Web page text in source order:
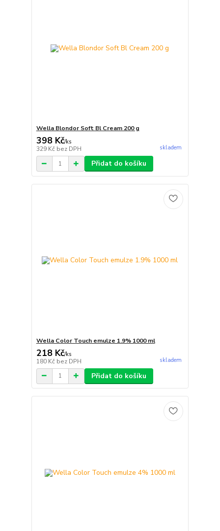
Wella Blondor Soft Bl Cream 200 g
398 Kč/ks
329 Kč bez DPH skladem
Přidat do košíku
Wella Color Touch emulze 1.9% 1000 ml
218 Kč/ks
180 Kč bez DPH skladem
Přidat do košíku